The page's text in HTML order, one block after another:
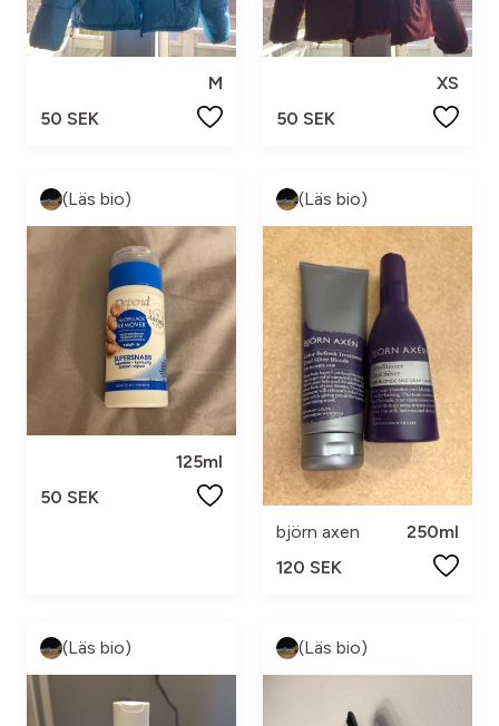
M
50 SEK
XS
50 SEK
(Läs bio)
125ml
50 SEK
(Läs bio)
björn axen
250ml
120 SEK
(Läs bio) (Läs bio)